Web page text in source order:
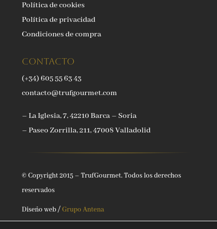
Política de cookies
Política de privacidad
Condiciones de compra
Contacto
(+34) 605 55 63 43
contacto@trufgourmet.com
– La Iglesia, 7, 42210 Barca – Soria
– Paseo Zorrilla, 211, 47008 Valladolid
© Copyright 2015 – TrufGourmet. Todos los derechos
reservados
Diseño web /Grupo Antena